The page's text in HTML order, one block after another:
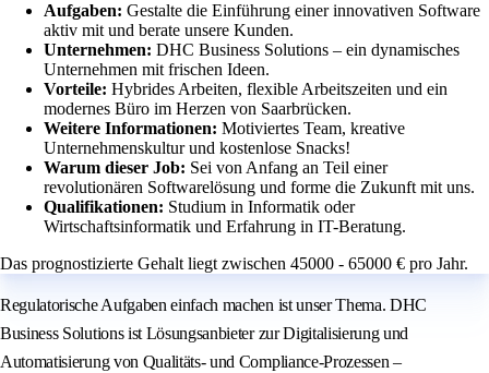
Aufgaben: Gestalte die Einführung einer innovativen Software
aktiv mit und berate unsere Kunden.
Unternehmen: DHC Business Solutions – ein dynamisches
Unternehmen mit frischen Ideen.
Vorteile: Hybrides Arbeiten, flexible Arbeitszeiten und ein
modernes Büro im Herzen von Saarbrücken.
Weitere Informationen: Motiviertes Team, kreative
Unternehmenskultur und kostenlose Snacks!
Warum dieser Job: Sei von Anfang an Teil einer
revolutionären Softwarelösung und forme die Zukunft mit uns.
Qualifikationen: Studium in Informatik oder
Wirtschaftsinformatik und Erfahrung in IT-Beratung.
Das prognostizierte Gehalt liegt zwischen 45000 - 65000 € pro Jahr.
Regulatorische Aufgaben einfach machen ist unser Thema. DHC
Business Solutions ist Lösungsanbieter zur Digitalisierung und
Automatisierung von Qualitäts- und Compliance-Prozessen –